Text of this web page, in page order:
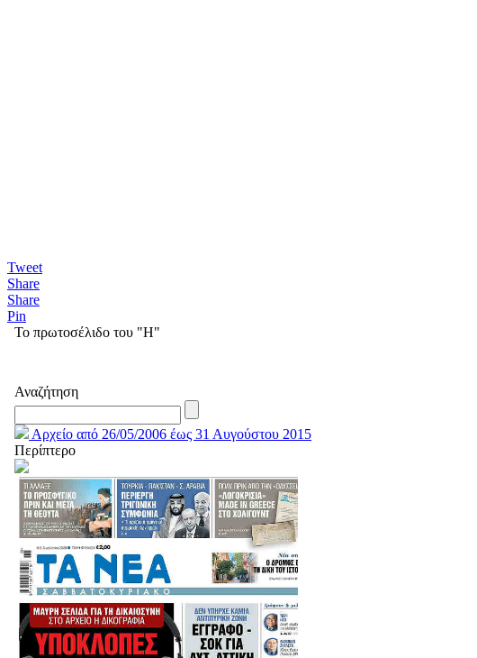
Tweet
Share
Share
Pin
Το πρωτοσέλιδο του "Η"
Αναζήτηση
Αρχείο από 26/05/2006 έως 31 Αυγούστου 2015
Περίπτερο